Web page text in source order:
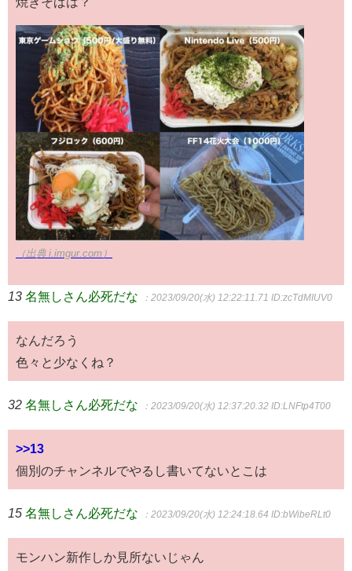
（出典 i.imgur.com）
13 名無しさん必死だな ：2023/09/20(水) 12:22:11.71 ID:zcTdMIUV0
なんだろう
色々と少なくね？
32 名無しさん必死だな ：2023/09/20(水) 12:37:20.32 ID:LNFtp4T00
>>13
個別のチャンネルでやるし書いてないとこは
15 名無しさん必死だな ：2023/09/20(水) 12:24:18.64 ID:bWibeRLt0
モンハン新作しか見所ないじゃん